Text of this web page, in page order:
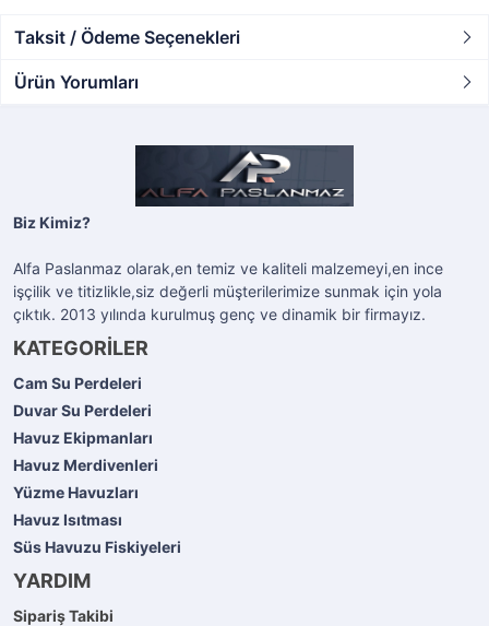
Taksit / Ödeme Seçenekleri
Ürün Yorumları
Biz Kimiz?
Alfa Paslanmaz olarak,en temiz ve kaliteli malzemeyi,en ince
işçilik ve titizlikle,siz değerli müşterilerimize sunmak için yola
çıktık. 2013 yılında kurulmuş genç ve dinamik bir firmayız.
KATEGORİLER
Cam Su Perdeleri
Duvar Su Perdeleri
Havuz Ekipmanları
Havuz Merdivenleri
Yüzme Havuzları
Havuz Isıtması
Süs Havuzu Fiskiyeleri
YARDIM
Sipariş Takibi